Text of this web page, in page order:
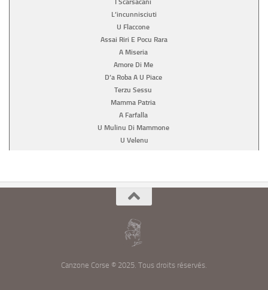
I Scarsacani
L’incunnisciuti
U Flaccone
Assai Riri E Pocu Rara
A Miseria
Amore Di Me
D’a Roba A U Piace
Terzu Sessu
Mamma Patria
A Farfalla
U Mulinu Di Mammone
U Velenu
Canzone Corse © 2025. Tous droits réservés.